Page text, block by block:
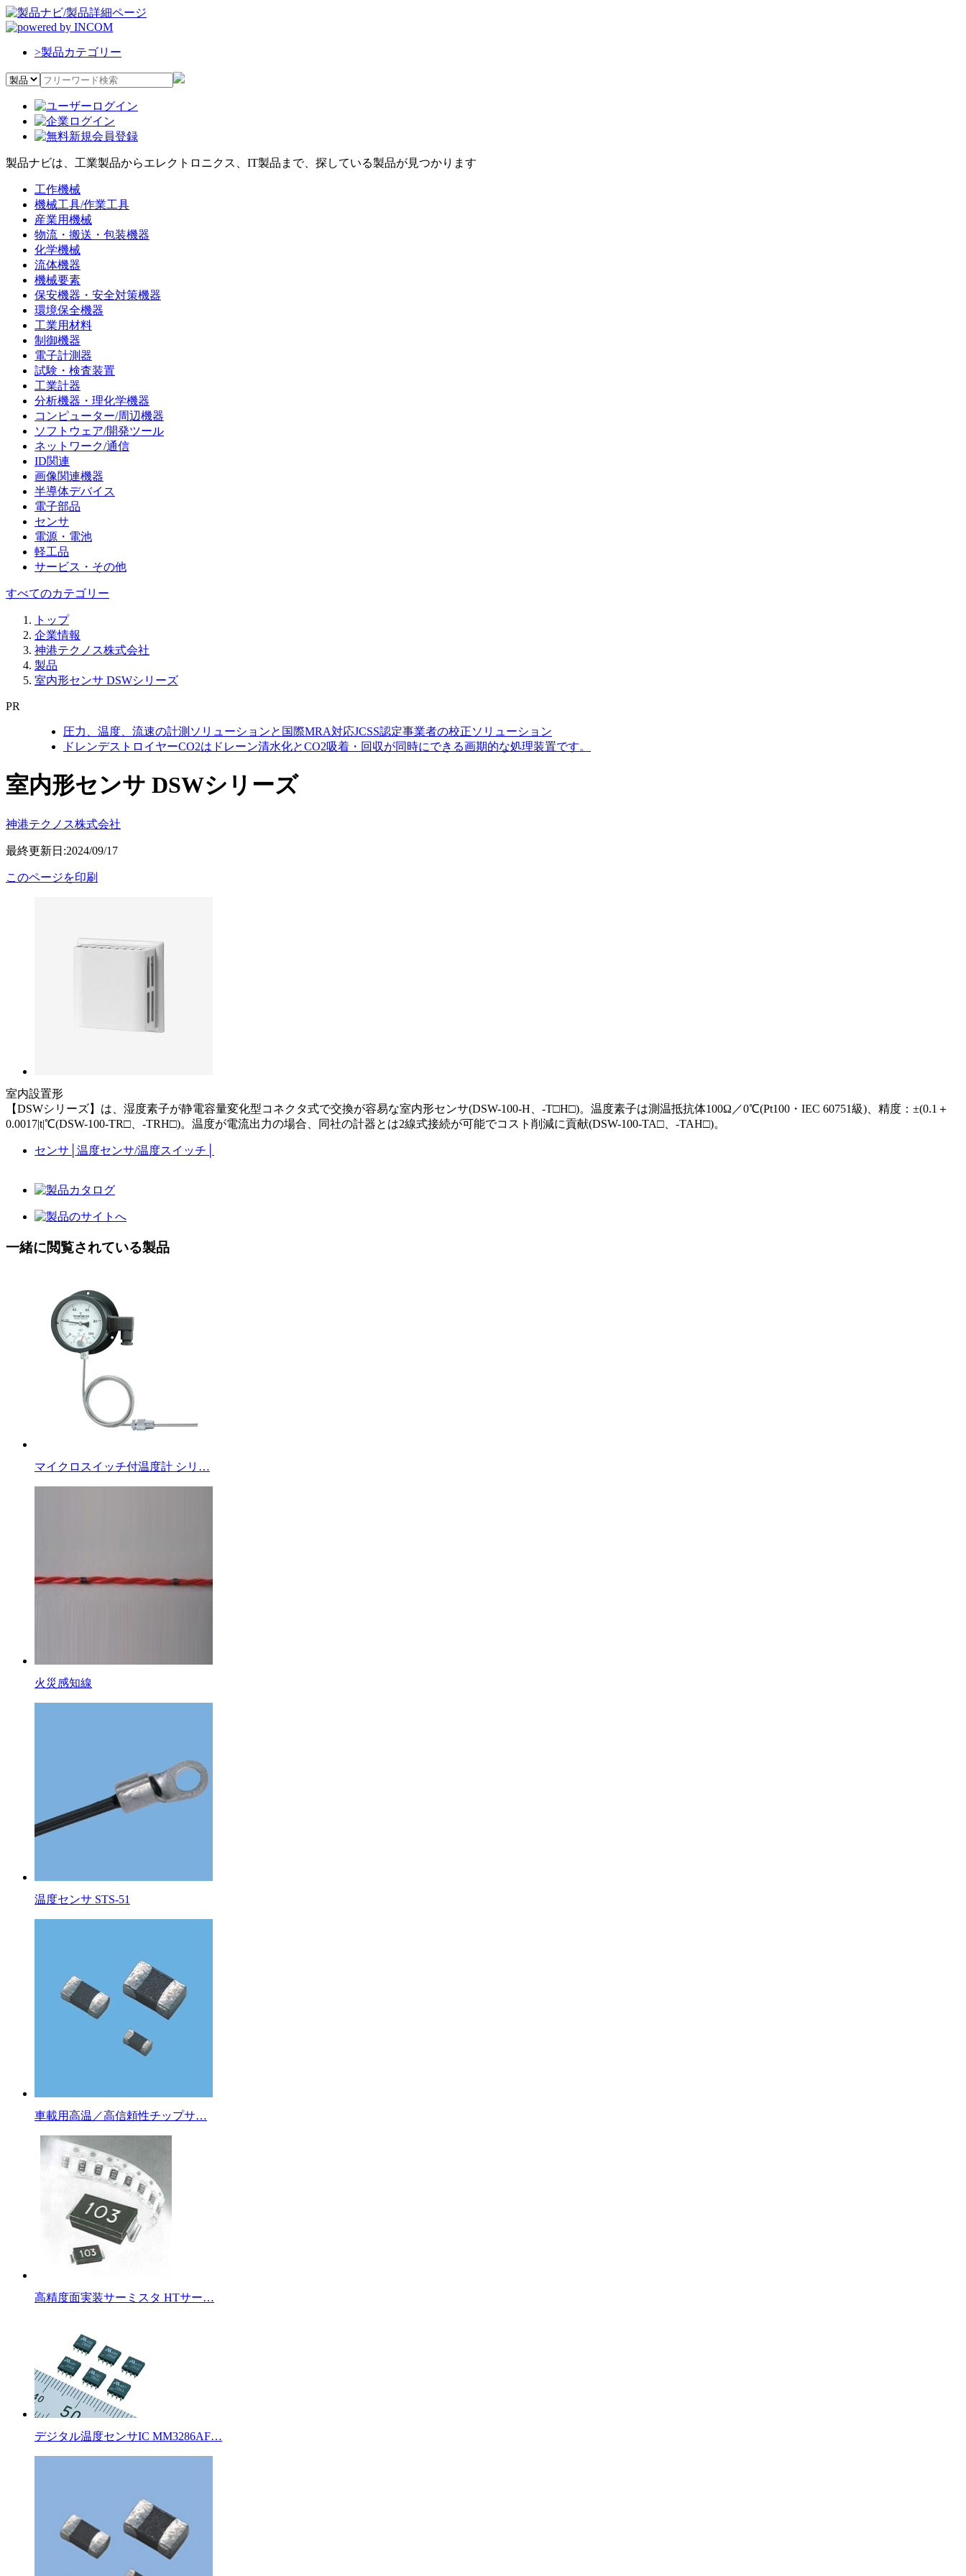
>製品カテゴリー
製品ナビは、工業製品からエレクトロニクス、IT製品まで、探している製品が見つかります
工作機械
機械工具/作業工具
産業用機械
物流・搬送・包装機器
化学機械
流体機器
機械要素
保安機器・安全対策機器
環境保全機器
工業用材料
制御機器
電子計測器
試験・検査装置
工業計器
分析機器・理化学機器
コンピューター/周辺機器
ソフトウェア/開発ツール
ネットワーク/通信
ID関連
画像関連機器
半導体デバイス
電子部品
センサ
電源・電池
軽工品
サービス・その他
すべてのカテゴリー
トップ
企業情報
神港テクノス株式会社
製品
室内形センサ DSWシリーズ
PR
圧力、温度、流速の計測ソリューションと国際MRA対応JCSS認定事業者の校正ソリューション
ドレンデストロイヤーCO2はドレーン清水化とCO2吸着・回収が同時にできる画期的な処理装置です。
室内形センサ DSWシリーズ
神港テクノス株式会社
最終更新日:2024/09/17
このページを印刷
室内設置形
【DSWシリーズ】は、湿度素子が静電容量変化型コネクタ式で交換が容易な室内形センサ(DSW-100-H、-T□H□)。温度素子は測温抵抗体100Ω／0℃(Pt100・IEC 60751級)、精度：±(0.1＋
0.0017|t|℃(DSW-100-TR□、-TRH□)。温度が電流出力の場合、同社の計器とは2線式接続が可能でコスト削減に貢献(DSW-100-TA□、-TAH□)。
センサ 温度センサ/温度スイッチ
一緒に閲覧されている製品
マイクロスイッチ付温度計 シリ…
火災感知線
温度センサ STS-51
車載用高温／高信頼性チップサ…
高精度面実装サーミスタ HTサー…
デジタル温度センサIC MM3286AF…